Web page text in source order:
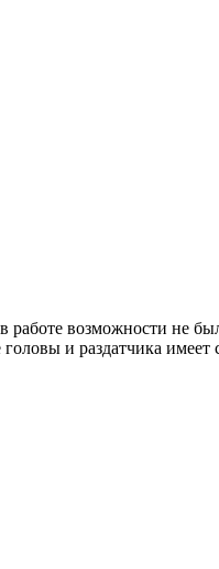
возможности не
и раздатчика